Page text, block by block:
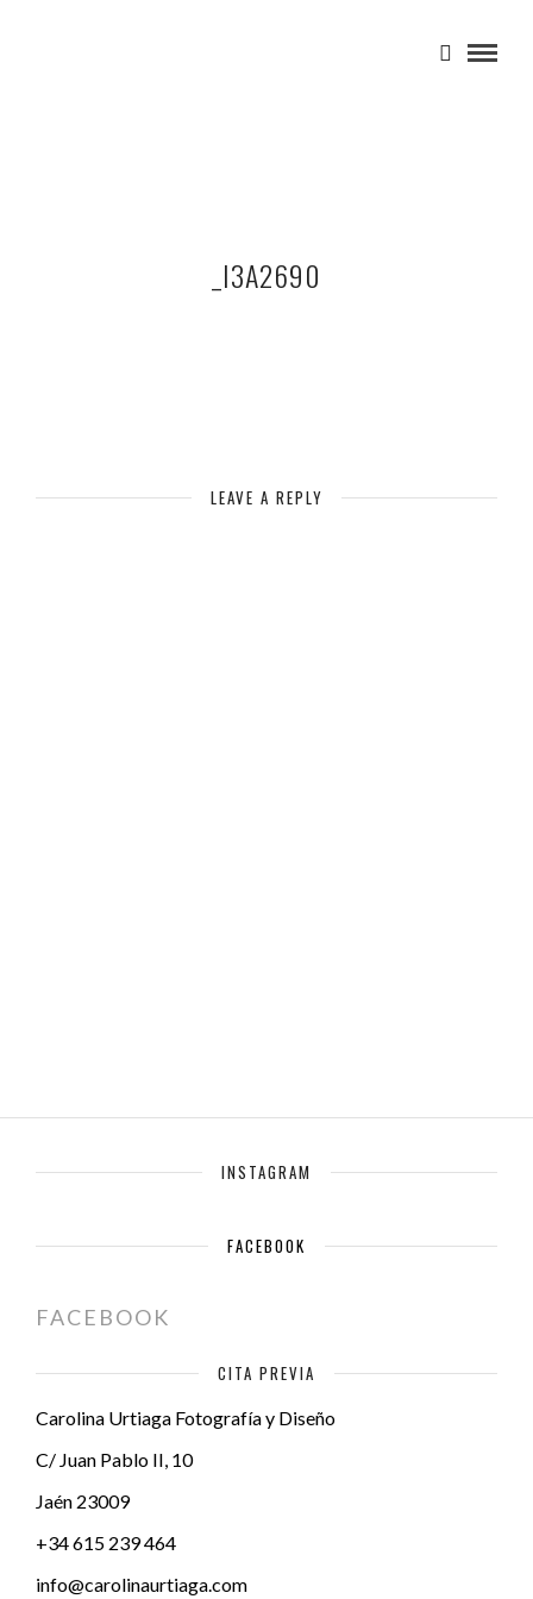
_I3A2690
LEAVE A REPLY
INSTAGRAM
FACEBOOK
FACEBOOK
CITA PREVIA
Carolina Urtiaga Fotografía y Diseño
C/ Juan Pablo II, 10
Jaén 23009
+34 615 239 464
info@carolinaurtiaga.com